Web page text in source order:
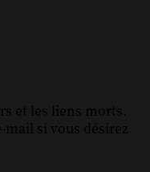
et les liens morts.
mail si vous désirez